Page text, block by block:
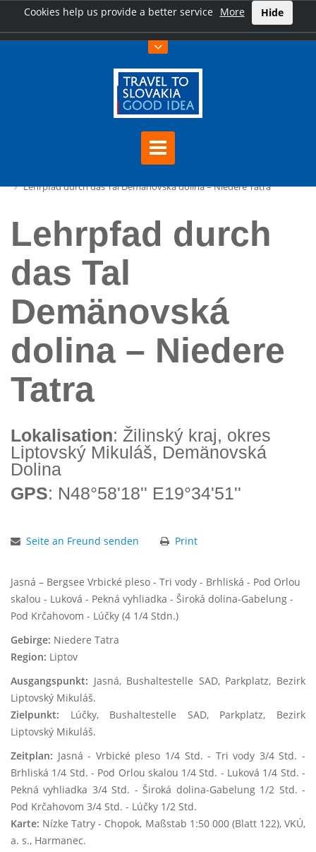
Cookies help us provide a better service More Hide
Lehrpfad durch das Tal Demänovská dolina – Niedere Tatra
Lehrpfad durch
das Tal
Demänovská
dolina – Niedere
Tatra
Lokalisation: Žilinský kraj, okres
Liptovský Mikuláš, Demänovská
Dolina
GPS: N48°58'18'' E19°34'51''
Seite an Freund senden Print
Jasná – Bergsee Vrbické pleso - Tri vody - Brhliská - Pod Orlou
skalou - Luková - Pekná vyhliadka - Široká dolina-Gabelung -
Pod Krčahovom - Lúčky (4 1/4 Stdn.)
Gebirge: Niedere Tatra
Region: Liptov
Ausgangspunkt: Jasná, Bushaltestelle SAD, Parkplatz, Bezirk
Liptovský Mikuláš.
Zielpunkt: Lúčky, Bushaltestelle SAD, Parkplatz, Bezirk
Liptovský Mikuláš.
Zeitplan: Jasná - Vrbické pleso 1/4 Std. - Tri vody 3/4 Std. -
Brhliská 1/4 Std. - Pod Orlou skalou 1/4 Std. - Luková 1/4 Std. -
Pekná vyhliadka 3/4 Std. - Široká dolina-Gabelung 1/2 Std. -
Pod Krčahovom 3/4 Std. - Lúčky 1/2 Std.
Karte: Nízke Tatry - Chopok, Maßstab 1:50 000 (Blatt 122), VKÚ,
a. s., Harmanec.